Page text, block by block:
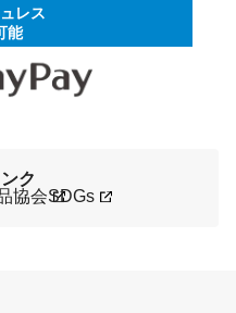
レス
能
ク
協会SDGs